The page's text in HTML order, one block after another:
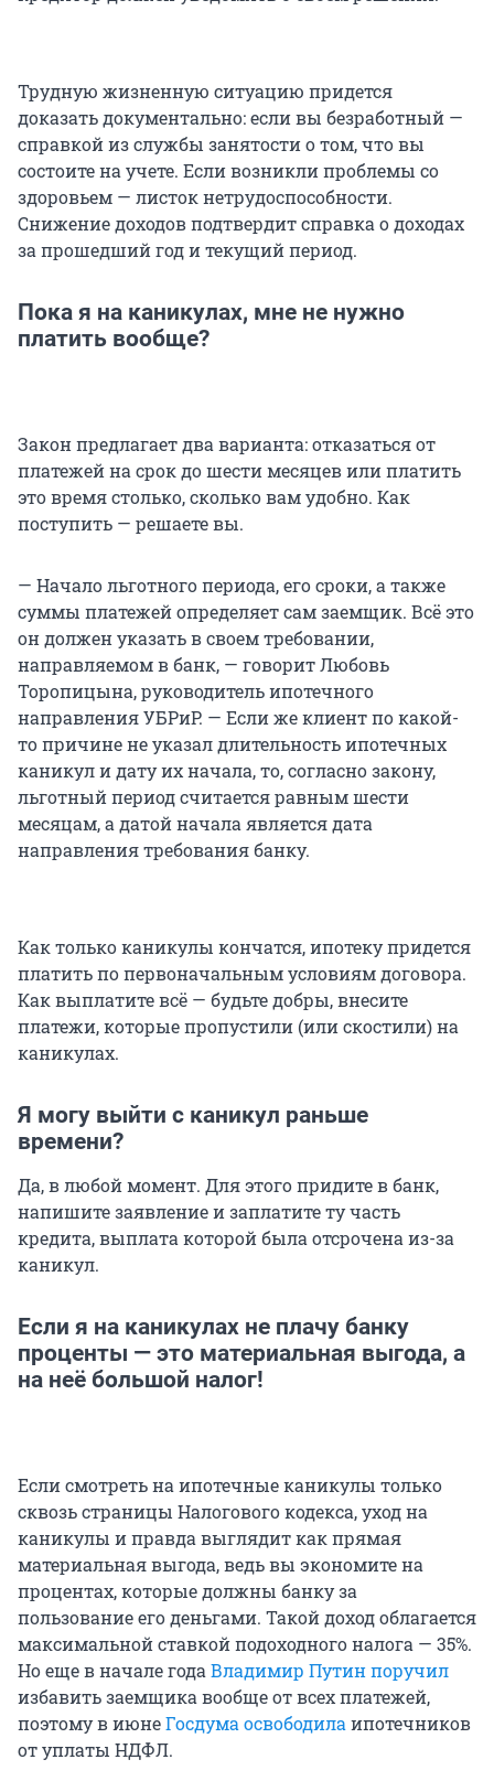
Трудную жизненную ситуацию придется
доказать документально: если вы безработный —
справкой из службы занятости о том, что вы
состоите на учете. Если возникли проблемы со
здоровьем — листок нетрудоспособности.
Снижение доходов подтвердит справка о доходах
за прошедший год и текущий период.
Пока я на каникулах, мне не нужно
платить вообще?
Закон предлагает два варианта: отказаться от
платежей на срок до шести месяцев или платить
это время столько, сколько вам удобно. Как
поступить — решаете вы.
— Начало льготного периода, его сроки, а также
суммы платежей определяет сам заемщик. Всё это
он должен указать в своем требовании,
направляемом в банк, — говорит Любовь
Торопицына, руководитель ипотечного
направления УБРиР. — Если же клиент по какой-
то причине не указал длительность ипотечных
каникул и дату их начала, то, согласно закону,
льготный период считается равным шести
месяцам, а датой начала является дата
направления требования банку.
Как только каникулы кончатся, ипотеку придется
платить по первоначальным условиям договора.
Как выплатите всё — будьте добры, внесите
платежи, которые пропустили (или скостили) на
каникулах.
Я могу выйти с каникул раньше
времени?
Да, в любой момент. Для этого придите в банк,
напишите заявление и заплатите ту часть
кредита, выплата которой была отсрочена из-за
каникул.
Если я на каникулах не плачу банку
проценты — это материальная выгода, а
на неё большой налог!
Если смотреть на ипотечные каникулы только
сквозь страницы Налогового кодекса, уход на
каникулы и правда выглядит как прямая
материальная выгода, ведь вы экономите на
процентах, которые должны банку за
пользование его деньгами. Такой доход облагается
максимальной ставкой подоходного налога — 35%.
Но еще в начале года Владимир Путин поручил
избавить заемщика вообще от всех платежей,
поэтому в июнеГосдума освободила ипотечников
от уплаты НДФЛ.